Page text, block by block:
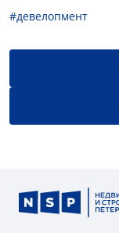
#девелопмент